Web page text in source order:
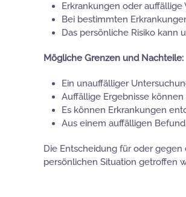
Erkrankungen oder
Bei bestimmten
Das persönliche Risiko kann
Mögliche Grenzen und Nachteile:
Ein unauffälliger
Auffällige Ergebnisse
Es können Erkrankungen
Aus einem auffälligen
Die Entscheidung für oder
persönlichen Situation getroffen